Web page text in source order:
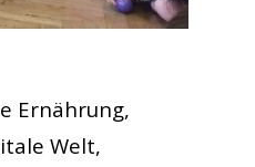
Ernährung,
Welt,